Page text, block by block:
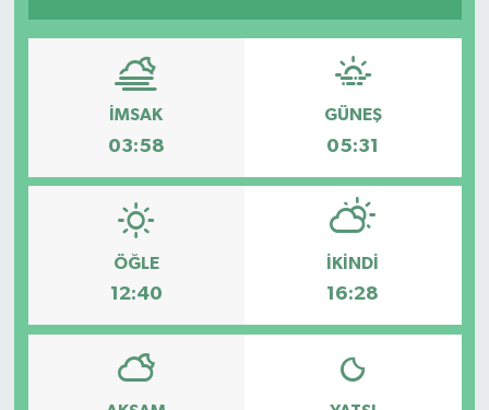
İMSAK
03:58
GÜNEŞ
05:31
ÖĞLE
12:40
İKINDI
16:28